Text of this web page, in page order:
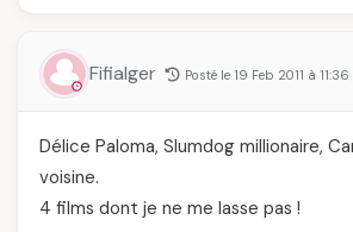
Fifialger Posté le 19 Feb 2011 à 11:36
Délice Paloma, Slumdog millionaire,
voisine.
4 films dont je ne me lasse pas !